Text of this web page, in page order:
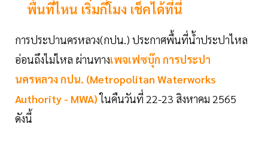
พื้นที่ไหน เริ่มกี่โมง เช็คได้ที่นี่
การประปานครหลวง(กปน.) ประกาศพื้นที่น้ำประปาไหล
อ่อนถึงไม่ไหล ผ่านทางเพจเฟซบุ๊ก การประปา
นครหลวง กปน. (Metropolitan Waterworks
Authority - MWA)ในคืนวันที่ 22-23 สิงหาคม 2565
ดังนี้